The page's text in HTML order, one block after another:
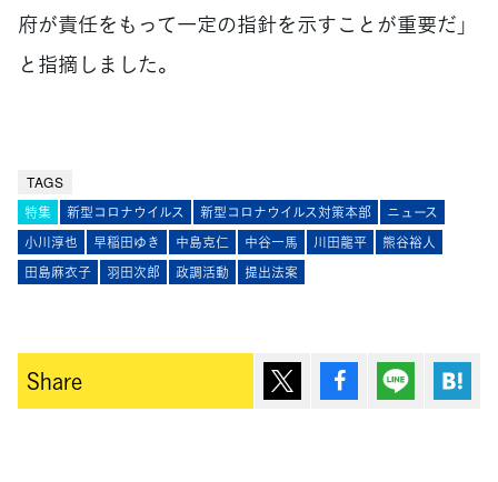
府が責任をもって一定の指針を示すことが重要だ」
と指摘しました。
TAGS
特集 新型コロナウイルス 新型コロナウイルス対策本部
ニュース
小川淳也
早稲田ゆき 中島克仁 中谷一馬 川田龍平
熊谷裕人
田島麻衣子
羽田次郎 政調活動 提出法案
Share ポスト シェア Lineで送